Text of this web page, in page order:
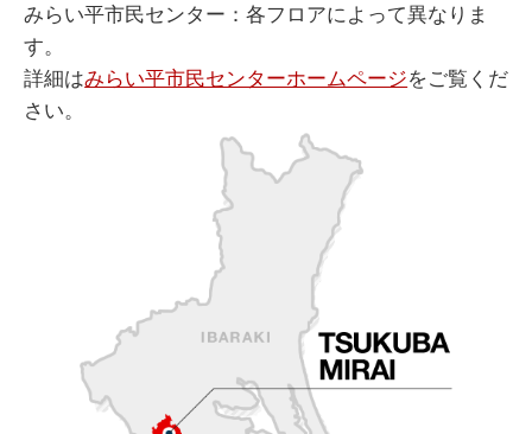
みらい平市民センター：各フロアによって異なりま
す。
詳細はみらい平市民センターホームページをご覧くだ
さい。